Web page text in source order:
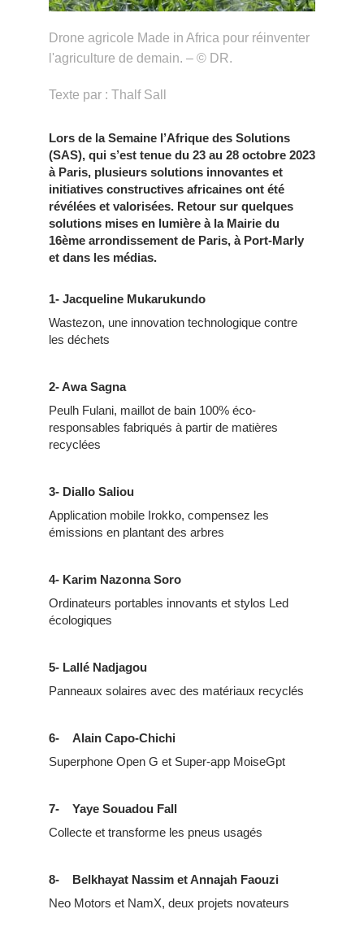
Drone agricole Made in Africa pour réinventer
l'agriculture de demain. – © DR.
Texte par : Thalf Sall
Lors de la Semaine l’Afrique des Solutions
(SAS), qui s’est tenue du 23 au 28 octobre 2023
à Paris, plusieurs solutions innovantes et
initiatives constructives africaines ont été
révélées et valorisées. Retour sur quelques
solutions mises en lumière à la Mairie du
16ème arrondissement de Paris, à Port-Marly
et dans les médias.
1- Jacqueline Mukarukundo
Wastezon, une innovation technologique contre
les déchets
2- Awa Sagna
Peulh Fulani, maillot de bain 100% éco-
responsables fabriqués à partir de matières
recyclées
3- Diallo Saliou
Application mobile Irokko, compensez les
émissions en plantant des arbres
4- Karim Nazonna Soro
Ordinateurs portables innovants et stylos Led
écologiques
5- Lallé Nadjagou
Panneaux solaires avec des matériaux recyclés
6- Alain Capo-Chichi
Superphone Open G et Super-app MoiseGpt
7- Yaye Souadou Fall
Collecte et transforme les pneus usagés
8- Belkhayat Nassim et Annajah Faouzi
Neo Motors et NamX, deux projets novateurs